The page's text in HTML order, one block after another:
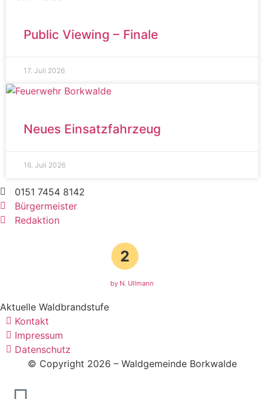
Public Viewing – Finale
17. Juli 2026
Neues Einsatzfahrzeug
16. Juli 2026
0151 7454 8142
Bürgermeister
Redaktion
2
by N. Ullmann
Aktuelle Waldbrandstufe
Kontakt
Impressum
Datenschutz
© Copyright 2026 – Waldgemeinde Borkwalde